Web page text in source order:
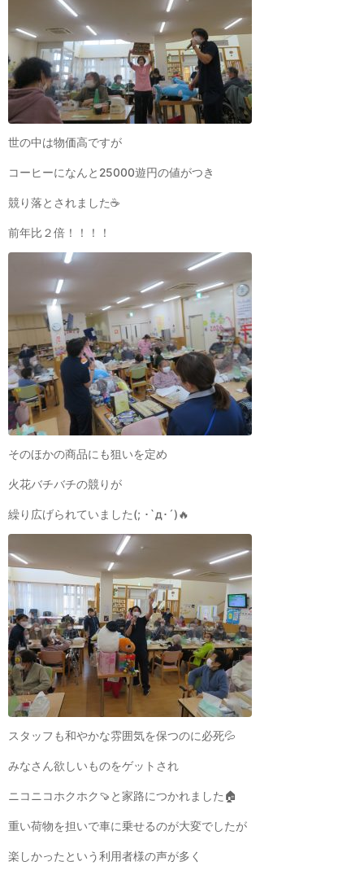
世の中は物価高ですが
コーヒーになんと25000遊円の値がつき
競り落とされました☕
前年比２倍！！！！
そのほかの商品にも狙いを定め
火花バチバチの競りが
繰り広げられていました(; ･`д･´)🔥
スタッフも和やかな雰囲気を保つのに必死💦
みなさん欲しいものをゲットされ
ニコニコホクホク🍠と家路につかれました🏠
重い荷物を担いで車に乗せるのが大変でしたが
楽しかったという利用者様の声が多く